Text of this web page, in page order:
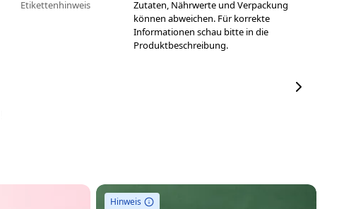
Etikettenhinweis
Zutaten, Nährwerte und Verpackung
können abweichen. Für korrekte
Informationen schau bitte in die
Produktbeschreibung.
Hinweis